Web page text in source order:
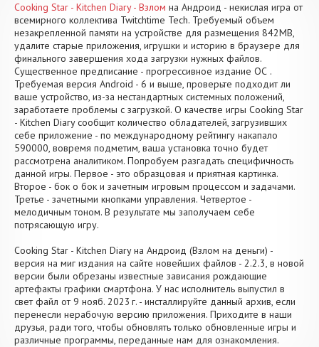
Cooking Star - Kitchen Diary - Взлом на Андроид - некислая игра от
всемирного коллектива Twitchtime Tech. Требуемый объем
незакрепленной памяти на устройстве для размещения 842MB,
удалите старые приложения, игрушки и историю в браузере для
финального завершения хода загрузки нужных файлов.
Существенное предписание - прогрессивное издание ОС .
Требуемая версия Android - 6 и выше, проверьте подходит ли
ваше устройство, из-за нестандартных системных положений,
заработаете проблемы с загрузкой. О качестве игры Cooking Star
- Kitchen Diary сообщит количество обладателей, загрузивших
себе приложение - по международному рейтингу накапало
590000, вовремя подметим, ваша установка точно будет
рассмотрена аналитиком. Попробуем разгадать специфичность
данной игры. Первое - это образцовая и приятная картинка.
Второе - бок о бок и зачетным игровым процессом и задачами.
Третье - зачетными кнопками управления. Четвертое -
мелодичным тоном. В результате мы заполучаем себе
потрясающую игру.
Cooking Star - Kitchen Diary на Андроид (Взлом на деньги) -
версия на миг издания на сайте новейших файлов - 2.2.3, в новой
версии были обрезаны известные зависания рождающие
артефакты графики смартфона. У нас исполнитель выпустил в
свет файл от 9 нояб. 2023 г. - инсталлируйте данный архив, если
перенесли нерабочую версию приложения. Приходите в наши
друзья, ради того, чтобы обновлять только обновленные игры и
различные программы, переданные нам для ознакомления.